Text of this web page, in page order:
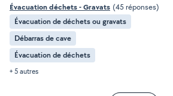
Évacuation déchets - Gravats (45 réponses)
Évacuation de déchets ou gravats
Débarras de cave
Évacuation de déchets
+ 5 autres